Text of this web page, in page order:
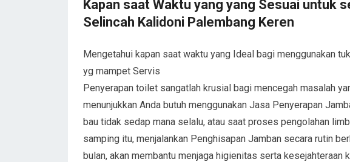
Kapan saat Waktu yang yang Sesuai untuk
Selincah Kalidoni Palembang Keren
Mengetahui kapan saat waktu yang Ideal bagi menggunakan
yg mampet Servis
Penyerapan toilet sangatlah krusial bagi mencegah masalah
menunjukkan Anda butuh menggunakan Jasa Penyerapan
bau tidak sedap mana selalu, atau saat proses pengolahan
samping itu, menjalankan Penghisapan Jamban secara rutin
bulan, akan membantu menjaga higienitas serta kesejahteraan